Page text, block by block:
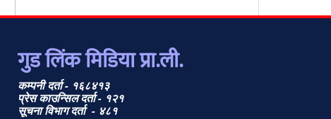
गुड लिंक मिडिया प्रा.ली.
कम्पनी दर्ता - १६८४१३
प्रेस काउन्सिल दर्ता - १२१
सूचना विभाग दर्ता - ४८१